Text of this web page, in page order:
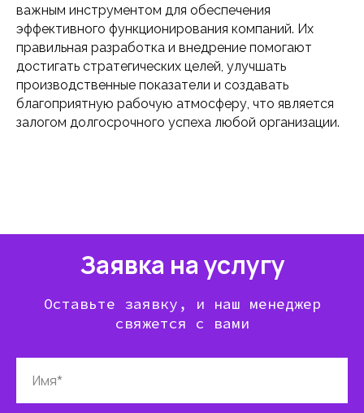
важным инструментом для обеспечения
эффективного функционирования компаний. Их
правильная разработка и внедрение помогают
достигать стратегических целей, улучшать
производственные показатели и создавать
благоприятную рабочую атмосферу, что является
залогом долгосрочного успеха любой организации.
Заявка на услугу
Оставьте заявку, и наш менеджер
свяжется с вами
Имя*